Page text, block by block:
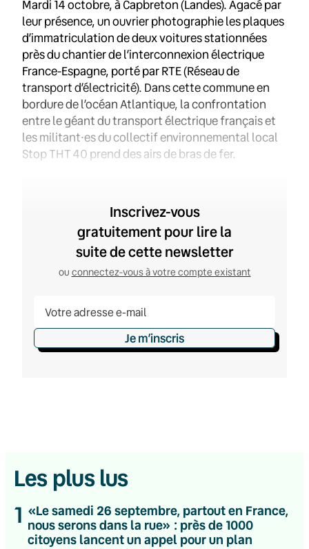
Mardi 14 octobre, à Capbreton (Landes). Agacé par
leur présence, un ouvrier photographie les plaques
d’immatriculation de deux voitures stationnées
près du chantier de l’interconnexion électrique
France-Espagne, porté par RTE (Réseau de
transport d’électricité). Dans cette commune en
bordure de l’océan Atlantique, la confrontation
entre le géant du transport électrique français et
les militant·es du collectif environnemental local
Stop THT 40 prend des airs de bras de fer.
Inscrivez-vous
gratuitement pour lire la
suite de cette newsletter
ou connectez-vous à votre compte existant
Je m’inscris
Les plus lus
1 «Le samedi 26 septembre, partout en France,
nous serons dans la rue» : près de 1000
citoyens lancent un appel pour un plan